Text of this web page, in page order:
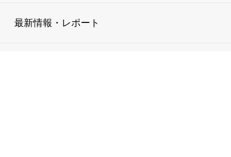
最新情報・レポート